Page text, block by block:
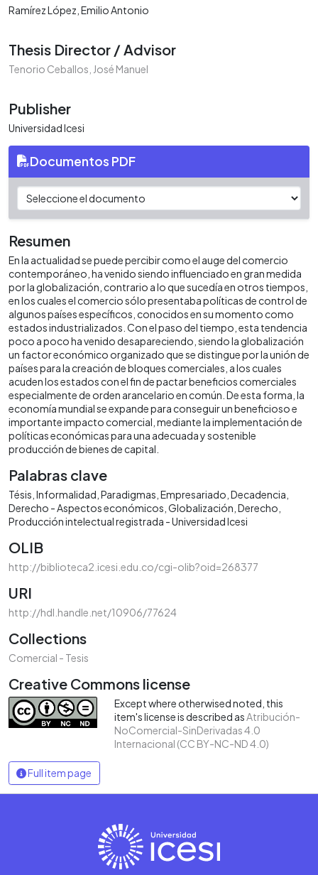
Ramírez López, Emilio Antonio
Thesis Director / Advisor
Tenorio Ceballos, José Manuel
Publisher
Universidad Icesi
Documentos PDF
Resumen
En la actualidad se puede percibir como el auge del comercio
contemporáneo, ha venido siendo influenciado en gran medida
por la globalización, contrario a lo que sucedía en otros tiempos,
en los cuales el comercio sólo presentaba políticas de control de
algunos países específicos, conocidos en su momento como
estados industrializados. Con el paso del tiempo, esta tendencia
poco a poco ha venido desapareciendo, siendo la globalización
un factor económico organizado que se distingue por la unión de
países para la creación de bloques comerciales, a los cuales
acuden los estados con el fin de pactar beneficios comerciales
especialmente de orden arancelario en común. De esta forma, la
economía mundial se expande para conseguir un beneficioso e
importante impacto comercial, mediante la implementación de
políticas económicas para una adecuada y sostenible
producción de bienes de capital.
Palabras clave
Tésis Informalidad Paradigmas Empresariado Decadencia
Derecho - Aspectos económicos Globalización Derecho
Producción intelectual registrada - Universidad Icesi
OLIB
http://biblioteca2.icesi.edu.co/cgi-olib?oid=268377
URI
http://hdl.handle.net/10906/77624
Collections
Comercial - Tesis
Creative Commons license
Except where otherwised noted, this
item's license is described asAtribución-
NoComercial-SinDerivadas 4.0
Internacional (CC BY-NC-ND 4.0)
Full item page